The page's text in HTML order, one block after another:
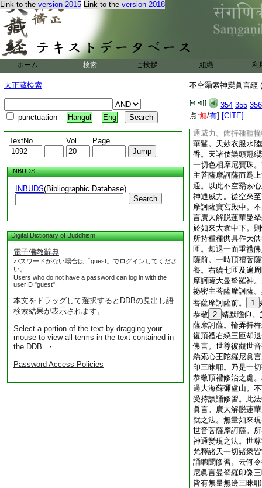
Link to the version 2015 Link to the version 2018
ホーム 検索 ご挨拶 組織 利
大正蔵検索
punctuation Hangul Eng
TextNo. Vol. Page
INBUDS
INBUDS(Bibliographic Database)
Search
Digital Dictionary of Buddhism
電子佛教辭典
パスワードがない場合は「guest」でログインしてくださ
い。
Users who do not have a password can log in with the
userID "guest".
本文をドラッグして選択するとDDBの見出し語
検索結果が表示されます。
Select a portion of the text by dragging your
mouse to view all terms in the text contained in
the DDB. ・
Password Access Policies
不空羂索神變眞言經
354 355 356
点:無/有] [CITE]
難入此大甚深祕密
一切諸佛法教。證
慧。於此法中勇猛
不得了。何
心王陀羅尼眞言廣
耶種種神通。求成
梵釋諸天。一切諸
解衆所心之疑惑。
諸願
爾時執金剛祕密主
倶胝百千諸大眞言
通威力。飾持種種
華鬘。天妙衣服水
香。天諸伎樂頭冠
一切色相摩尼寶珠
主菩薩摩訶薩而爲
通。以此不空羂索
神通威力。從空來
摩訶薩寶宮殿中。
言廣大解脱蓮華曼
於如來大衆中下。
所持種種供具作大
匝。却退一面重禮
薩前。一時頂禮菩
養。右繞七匝及遍
摩訶薩大曼拏羅神
祕密主菩薩摩訶薩
菩薩摩訶薩前。
1
恭敬 2 靖默瞻仰。
薩摩訶薩。輪弄持
復頂禮右繞三匝却
佛言。世尊彼觀世
羂索心王陀羅尼眞
印三昧耶。乃是一
恭敬頂禮修治之處
過大海蘇彌盧山。
受持讀誦修習。此
眞言。廣大解脱蓮
就之法。無量如來
世音菩薩摩訶薩。
神通變現之法。世
梵釋諸天一切諸衆
誦聽聞修習。云何
尼眞言曼拏羅印像
皆有無量無邊三昧